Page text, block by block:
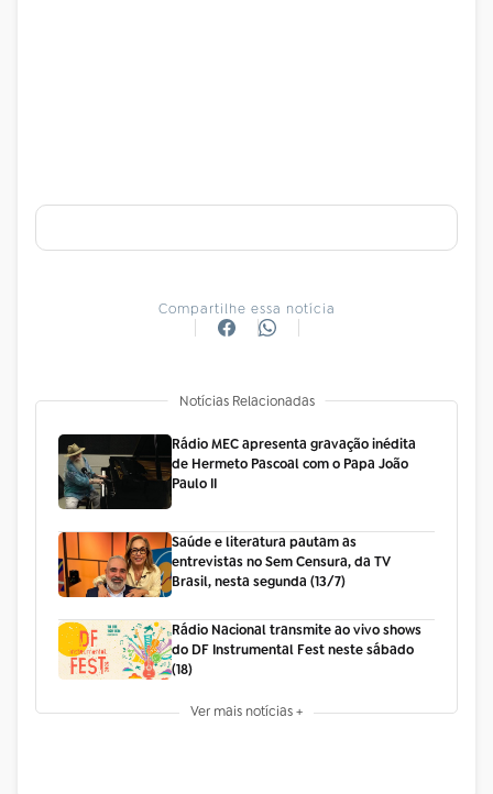
Compartilhe essa notícia
Notícias Relacionadas
Rádio MEC apresenta gravação inédita
de Hermeto Pascoal com o Papa João
Paulo II
Saúde e literatura pautam as
entrevistas no Sem Censura, da TV
Brasil, nesta segunda (13/7)
Rádio Nacional transmite ao vivo shows
do DF Instrumental Fest neste sábado
(18)
Ver mais notícias +